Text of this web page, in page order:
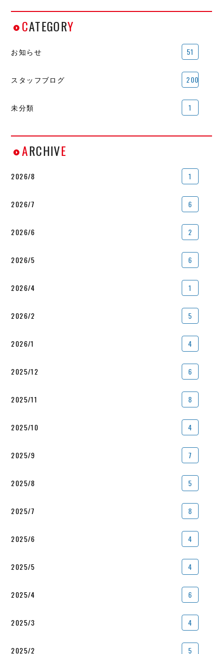
CATEGORY
お知らせ 51
スタッフブログ 200
未分類 1
ARCHIVE
2026/8 1
2026/7 6
2026/6 2
2026/5 6
2026/4 1
2026/2 5
2026/1 4
2025/12 6
2025/11 8
2025/10 4
2025/9 7
2025/8 5
2025/7 8
2025/6 4
2025/5 4
2025/4 6
2025/3 4
2025/2 5